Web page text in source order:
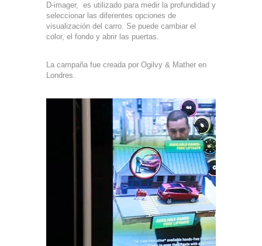
D-imager, es utilizado para medir la profundidad y
seleccionar las diferentes opciones de
visualización del carro. Se puede cambiar el
color, el fondo y abrir las puertas.
La campaña fue creada por Ogilvy & Mather en
Londres.